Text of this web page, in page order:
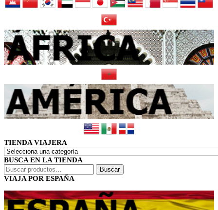
TIENDA VIAJERA
BUSCA EN LA TIENDA
Buscar
por:
Buscar
VIAJA POR ESPAÑA